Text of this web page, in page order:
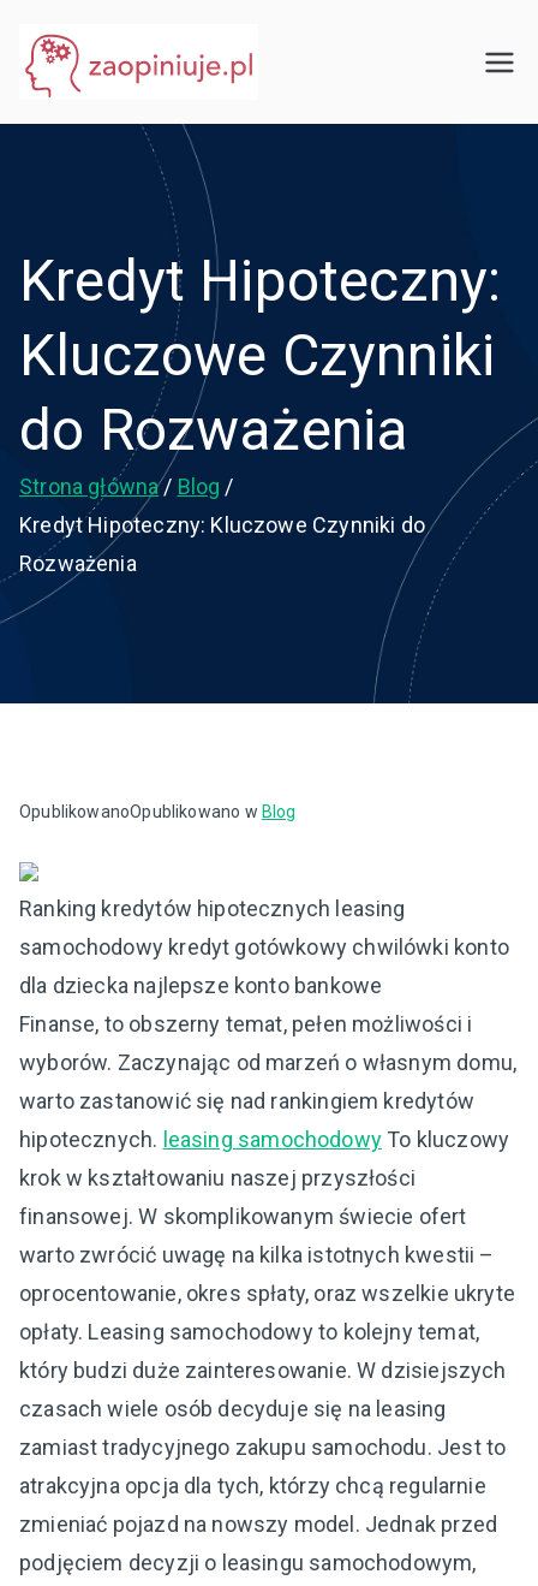
treści
Kredyt Hipoteczny:
Kluczowe Czynniki
do Rozważenia
Strona główna
Blog
Kredyt Hipoteczny: Kluczowe Czynniki do
Rozważenia
OpublikowanoOpublikowano w Blog
Ranking kredytów hipotecznych leasing
samochodowy kredyt gotówkowy chwilówki konto
dla dziecka najlepsze konto bankowe
Finanse, to obszerny temat, pełen możliwości i
wyborów. Zaczynając od marzeń o własnym domu,
warto zastanowić się nad rankingiem kredytów
hipotecznych. leasing samochodowyTo kluczowy
krok w kształtowaniu naszej przyszłości
finansowej. W skomplikowanym świecie ofert
warto zwrócić uwagę na kilka istotnych kwestii –
oprocentowanie, okres spłaty, oraz wszelkie ukryte
opłaty. Leasing samochodowy to kolejny temat,
który budzi duże zainteresowanie. W dzisiejszych
czasach wiele osób decyduje się na leasing
zamiast tradycyjnego zakupu samochodu. Jest to
atrakcyjna opcja dla tych, którzy chcą regularnie
zmieniać pojazd na nowszy model. Jednak przed
podjęciem decyzji o leasingu samochodowym,